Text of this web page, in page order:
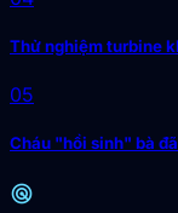
Thử nghiệm turbine
05
Cháu "hồi sinh" bà
radar